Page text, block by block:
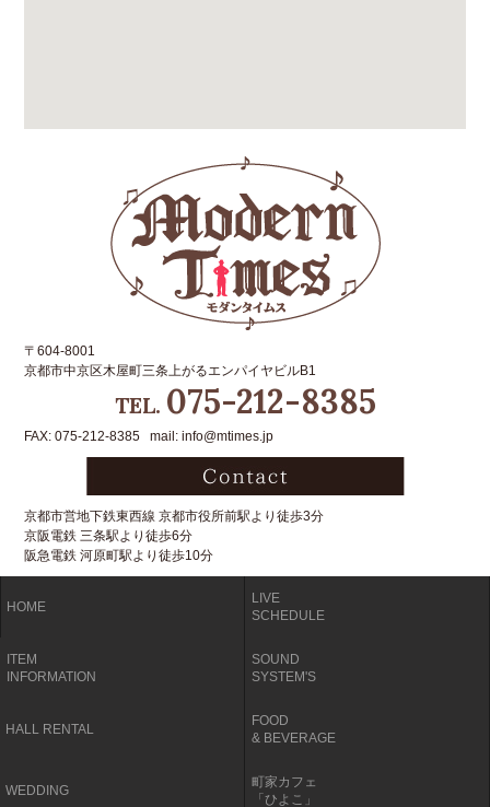
〒604-8001
京都市中京区木屋町三条上がるエンパイヤビルB1
TEL. 075-212-8385
FAX: 075-212-8385 mail: info@mtimes.jp
京都市営地下鉄東西線 京都市役所前駅より徒歩3分
京阪電鉄 三条駅より徒歩6分
阪急電鉄 河原町駅より徒歩10分
HOME
LIVE
SCHEDULE
ITEM
INFORMATION
SOUND
SYSTEM'S
HALL RENTAL
FOOD
& BEVERAGE
WEDDING
町家カフェ
「ひよこ」